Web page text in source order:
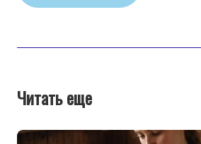
Читать еще